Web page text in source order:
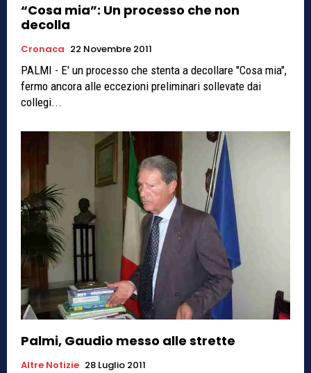
“Cosa mia”: Un processo che non
decolla
Cronaca 22 Novembre 2011
PALMI - E' un processo che stenta a decollare "Cosa mia",
fermo ancora alle eccezioni preliminari sollevate dai
collegi...
Palmi, Gaudio messo alle strette
Altre Notizie 28 Luglio 2011